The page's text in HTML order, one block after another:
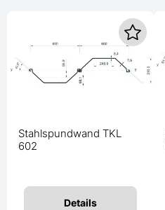
Stahlspundwand TKL
602
Details